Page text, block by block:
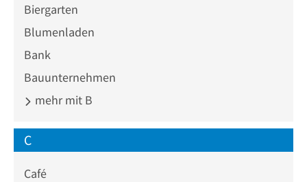
Biergarten
Blumenladen
Bank
Bauunternehmen
mehr mit B
C
Café